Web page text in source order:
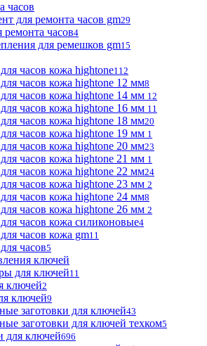
часов
для ремонта часов gm29
ремонта часов4
для ремешков gm15
часов кожа hightone112
часов кожа hightone 12 мм8
часов кожа hightone 14 мм 12
часов кожа hightone 16 мм 11
часов кожа hightone 18 мм20
часов кожа hightone 19 мм 1
часов кожа hightone 20 мм23
часов кожа hightone 21 мм 1
часов кожа hightone 22 мм24
часов кожа hightone 23 мм 2
часов кожа hightone 24 мм8
часов кожа hightone 26 мм 2
часов кожа силиконовые4
часов кожа gm11
часов5
ключей
для ключей11
ключей2
ключей9
заготовки для ключей43
заготовки для ключей техком5
для ключей696